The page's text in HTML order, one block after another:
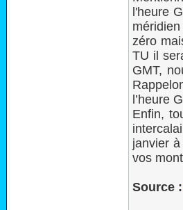
l'heure
zéro
TU il
GMT,
l’heure
Enfin,
janvier
vos
Source :